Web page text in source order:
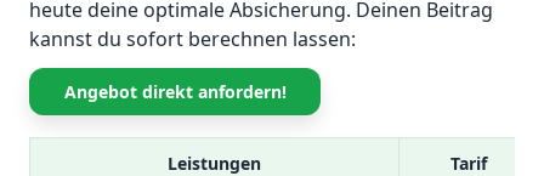
heute deine optimale Absicherung. Deinen Beitrag
kannst du sofort berechnen lassen:
Angebot direkt anfordern!
Leistungen
Tarif